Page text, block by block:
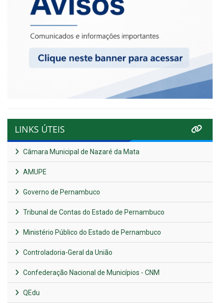
LINKS ÚTEIS
Câmara Municipal de Nazaré da Mata
AMUPE
Governo de Pernambuco
Tribunal de Contas do Estado de Pernambuco
Ministério Público do Estado de Pernambuco
Controladoria-Geral da União
Confederação Nacional de Municípios - CNM
QEdu